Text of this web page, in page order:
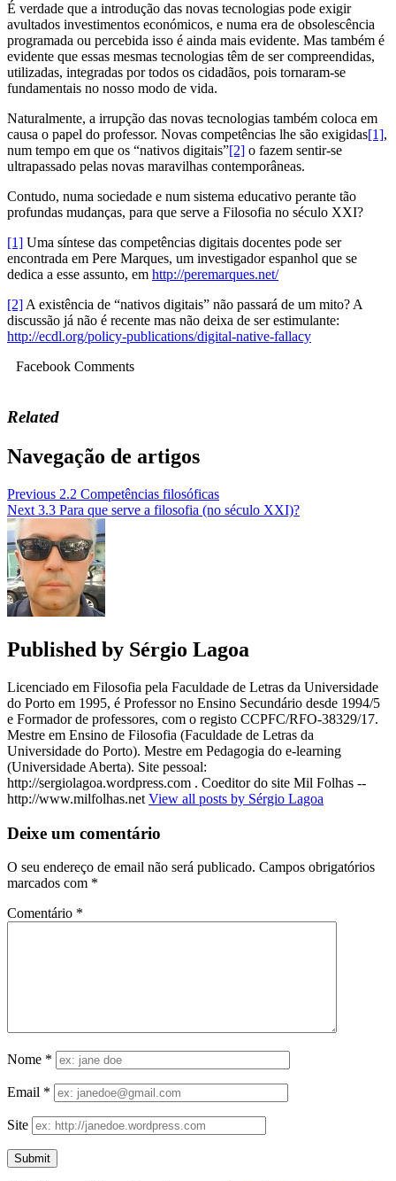
É verdade que a introdução das novas tecnologias pode exigir
avultados investimentos económicos, e numa era de obsolescência
programada ou percebida isso é ainda mais evidente. Mas também é
evidente que essas mesmas tecnologias têm de ser compreendidas,
utilizadas, integradas por todos os cidadãos, pois tornaram-se
fundamentais no nosso modo de vida.
Naturalmente, a irrupção das novas tecnologias também coloca em
causa o papel do professor. Novas competências lhe são exigidas[1],
num tempo em que os “nativos digitais”[2] o fazem sentir-se
ultrapassado pelas novas maravilhas contemporâneas.
Contudo, numa sociedade e num sistema educativo perante tão
profundas mudanças, para que serve a Filosofia no século XXI?
[1] Uma síntese das competências digitais docentes pode ser
encontrada em Pere Marques, um investigador espanhol que se
dedica a esse assunto, em http://peremarques.net/
[2]A existência de “nativos digitais” não passará de um mito? A
discussão já não é recente mas não deixa de ser estimulante:
http://ecdl.org/policy-publications/digital-native-fallacy
Facebook Comments
Related
Navegação de artigos
Previous 2.2 Competências filosóficas
Next 3.3 Para que serve a filosofia (no século XXI)?
Published by Sérgio Lagoa
Licenciado em Filosofia pela Faculdade de Letras da Universidade
do Porto em 1995, é Professor no Ensino Secundário desde 1994/5
e Formador de professores, com o registo CCPFC/RFO-38329/17.
Mestre em Ensino de Filosofia (Faculdade de Letras da
Universidade do Porto). Mestre em Pedagogia do e-learning
(Universidade Aberta). Site pessoal:
http://sergiolagoa.wordpress.com . Coeditor do site Mil Folhas --
http://www.milfolhas.net View all posts by Sérgio Lagoa
Deixe um comentário
O seu endereço de email não será publicado. Campos obrigatórios
marcados com *
Comentário *
Nome *
Email *
Site